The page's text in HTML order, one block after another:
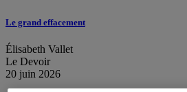
Le grand effacement
Élisabeth Vallet
Le Devoir
20 juin 2026